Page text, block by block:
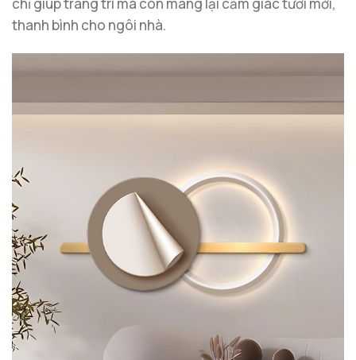
thanh bình cho ngôi nhà.